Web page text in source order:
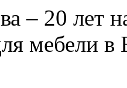
– 20 лет
мебели